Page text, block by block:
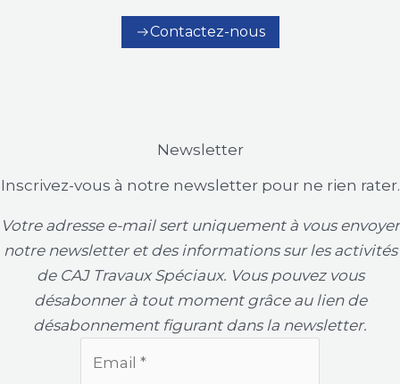
Contactez-nous
Newsletter
Inscrivez-vous à notre newsletter pour ne rien rater.
Votre adresse e-mail sert uniquement à vous envoyer
notre newsletter et des informations sur les activités
de CAJ Travaux Spéciaux. Vous pouvez vous
désabonner à tout moment grâce au lien de
désabonnement figurant dans la newsletter.